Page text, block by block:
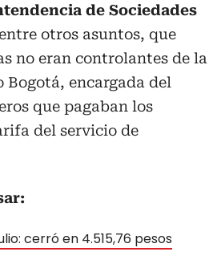
de Sociedades
otros asuntos, que
no eran controlantes de la
Bogotá, encargada del
que pagaban los
del servicio de
cerró en 4.515,76 pesos